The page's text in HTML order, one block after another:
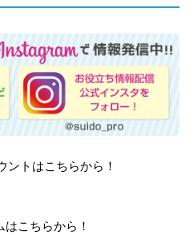
トはこちらから！
こちらから！